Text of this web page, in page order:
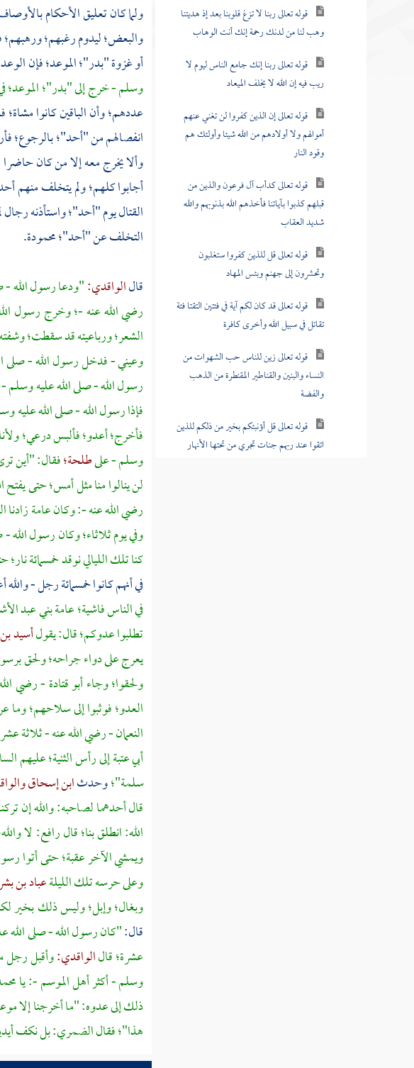
قوله تعالى ربنا لا تزغ قلوبنا بعد إذ هديتنا
وهب لنا من لدنك رحمة إنك أنت الوهاب
قوله تعالى ربنا إنك جامع الناس ليوم لا
ريب فيه إن الله لا يخلف الميعاد
قوله تعالى إن الذين كفروا لن تغني عنهم
أموالهم ولا أولادهم من الله شيئا وأولئك هم
وقود النار
قوله تعالى كدأب آل فرعون والذين من
قبلهم كذبوا بآياتنا فأخذهم الله بذنوبهم والله
شديد العقاب
قوله تعالى قل للذين كفروا ستغلبون
وتحشرون إلى جهنم وبئس المهاد
قوله تعالى قد كان لكم آية في فئتين التقتا فئة
تقاتل في سبيل الله وأخرى كافرة
قوله تعالى زين للناس حب الشهوات من
النساء والبنين والقناطير المقنطرة من الذهب
والفضة
قوله تعالى قل أؤنبئكم بخير من ذلكم للذين
اتقوا عند ربهم جنات تجري من تحتها الأنهار
ولما كان تعليق الأحكام
والبعض؛ ليدوم رغبهم؛
أو غزوة"بدر"؛الموعد؛ فإن
وسلم - خرج إلى"بدر"؛الموعد؛
عددهم؛ وأن الباقين كانوا
انفصالهم من"أحد"؛بالرجوع؛
وألا يخرج معه إلا من كان
أجابوا كلهم؛ ولم يتخلف منهم
القتال يوم"أحد"؛واستأذنه
التخلف عن"أحد"؛محمودة.
قالالواقدي:"ودعا رسول الله -
رضي الله عنه -؛ وخرج رسول
الشعر؛ ورباعيته قد سقطت؛
وعيني - فدخل رسول الله - صلى
رسول الله - صلى الله عليه وسلم
فإذا رسول الله - صلى الله عليه
فأخرج؛ أعدو؛ فألبس درعي؛
وسلم - علىطلحة؛فقال: "أين
لن ينالوا منا مثل أمس؛ حتى يفتح
رضي الله عنه -: وكان عامة زادنا
وفي يوم ثلاثاء؛ وكان رسول الله
كنا تلك الليالي نوقد خمسمائة
في أنهم كانوا خمسمائة رجل -
في الناس فاشية؛ عامةبني عبد
تطلبوا عدوكم؛ قال: يقولأسيد
يعرج على دواء جراحه؛ ولحق
ولحقوا؛ وجاءأبو قتادة- رضي
العدو؛ فوثبوا إلى سلاحهم؛
النعمان- رضي الله عنه - ثلاثة
أبي عتبةإلىرأس الثنية؛عليهم
سلمة"؛وحدثابن إسحاق
قال أحدهما لصاحبه: والله إن
الله:انطلق بنا؛ قالرافع:لا
ويمشي الآخر عقبة؛ حتى أتوا
وعلى حرسه تلك الليلةعباد بن
وبغال؛ وإبل؛ وليس ذلك بخير
قال:"كان رسول الله - صلى الله
عشرة؛ قالالواقدي:وأقبل رجل
وسلم - أكثر أهل الموسم -: يا
ذلك إلى عدوه: "ما أخرجنا إلا
هذا"؛ فقالالضمري:بل نكف